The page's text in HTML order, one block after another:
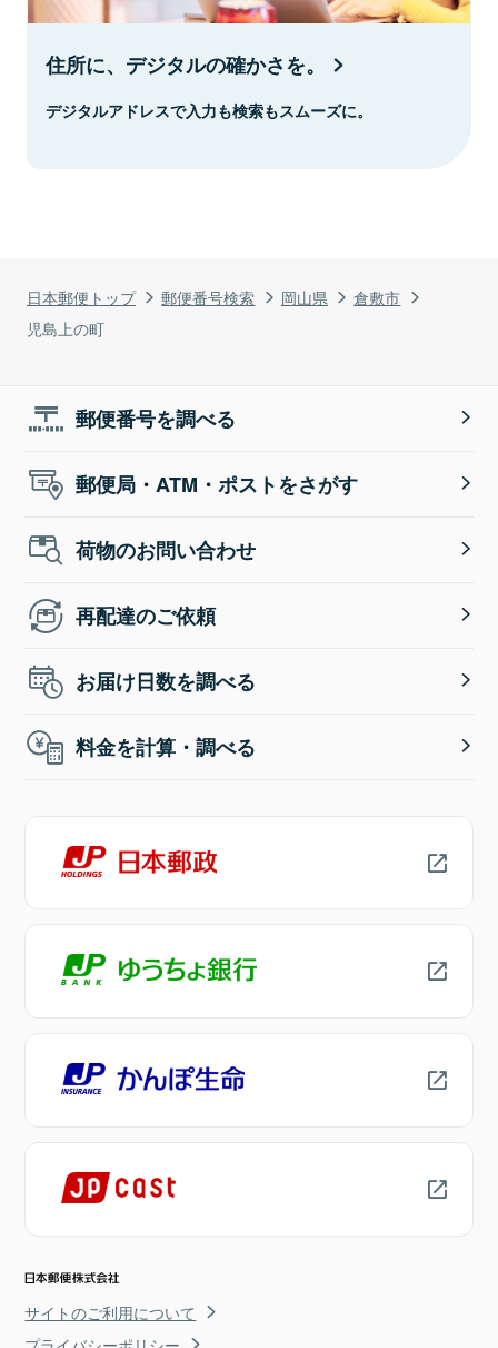
日本郵便トップ 郵便番号検索 岡山県
倉敷市
児島上の町
住所に、デジタルの確かさを。
デジタルアドレスで入力も検索もスムーズに。
郵便番号を調べる
郵便局・ATM・ポストをさがす
荷物のお問い合わせ
再配達のご依頼
お届け日数を調べる
料金を計算・調べる
サイトのご利用について